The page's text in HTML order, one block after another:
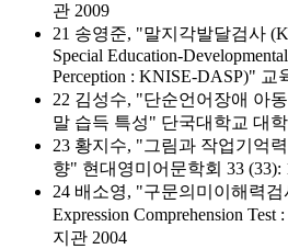
관 2009
21 송영준, "말지각발달검사
Special Education-
Perception : KNISE-DASP)" 교
22 김성수, "단순언어장애 아
말 습득 특성" 단국대학교 대
23 황지수, "그림과 작업기억
향" 현대영미어문학회 33 (33):
24 배소영, "구문의미이해력검
Expression Comprehension
지관 2004